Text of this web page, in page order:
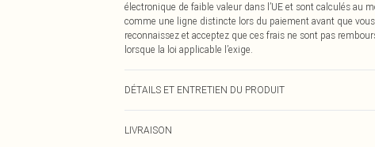
électronique de faible valeur dans l’UE et sont calculés au
comme une ligne distincte lors du paiement avant que
reconnaissez et acceptez que ces frais ne sont pas
lorsque la loi applicable l’exige.
DÉTAILS ET ENTRETIEN DU PRODUIT
sécher en tambour, repasser à basse température, ne pas
LIVRAISON